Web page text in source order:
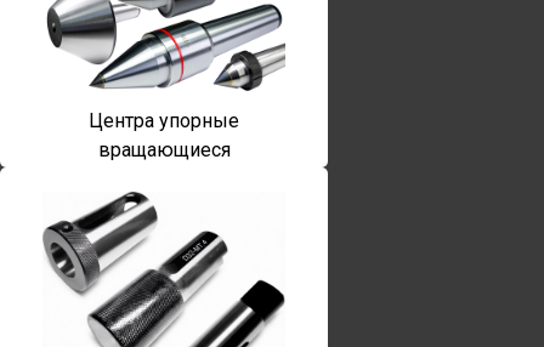
Центра упорные
вращающиеся